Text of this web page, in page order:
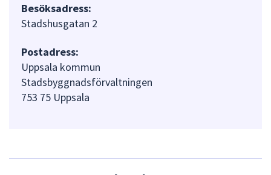
Besöksadress:
Stadshusgatan 2
Postadress:
Uppsala kommun
Stadsbyggnadsförvaltningen
753 75 Uppsala